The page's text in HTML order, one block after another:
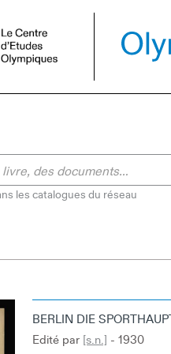
les catalogues du réseau
BERLIN DIE
Edité par [s.n.] - 1930